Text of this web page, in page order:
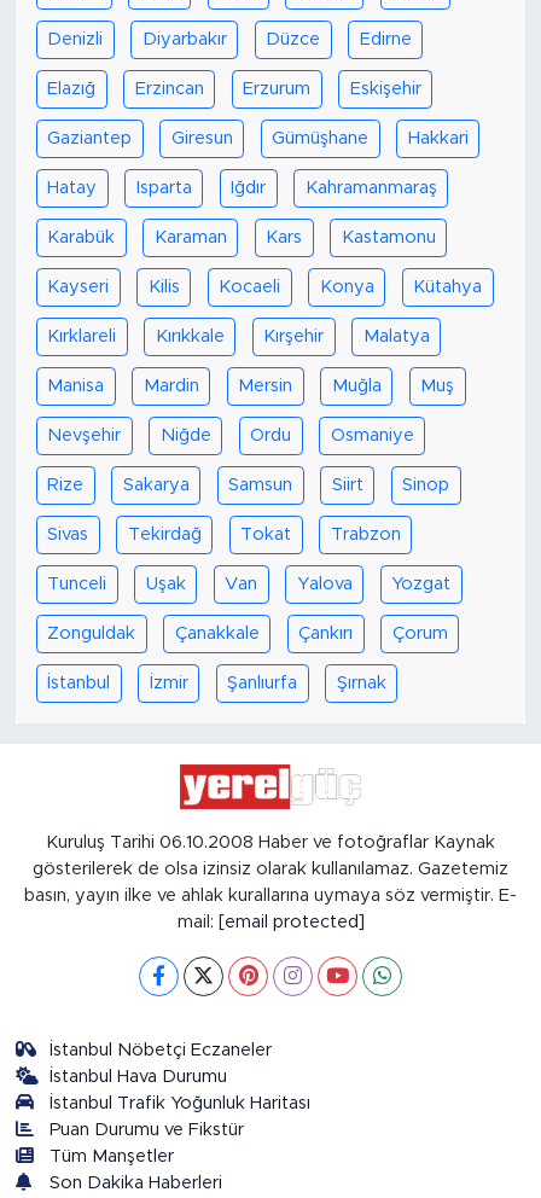
Denizli Diyarbakır Düzce Edirne
Elazığ Erzincan Erzurum Eskişehir
Gaziantep Giresun Gümüşhane Hakkari
Hatay Isparta Iğdır Kahramanmaraş
Karabük Karaman Kars Kastamonu
Kayseri Kilis Kocaeli Konya Kütahya
Kırklareli Kırıkkale Kırşehir Malatya
Manisa Mardin Mersin Muğla Muş
Nevşehir Niğde Ordu Osmaniye
Rize Sakarya Samsun Siirt Sinop
Sivas Tekirdağ Tokat Trabzon
Tunceli Uşak Van Yalova Yozgat
Zonguldak Çanakkale Çankırı Çorum
İstanbul İzmir Şanlıurfa Şırnak
Kuruluş Tarihi 06.10.2008 Haber ve fotoğraflar Kaynak
gösterilerek de olsa izinsiz olarak kullanılamaz. Gazetemiz
basın, yayın ilke ve ahlak kurallarına uymaya söz vermiştir. E-
mail:
[email protected]
İstanbul Nöbetçi Eczaneler
İstanbul Hava Durumu
İstanbul Trafik Yoğunluk Haritası
Puan Durumu ve Fikstür
Tüm Manşetler
Son Dakika Haberleri